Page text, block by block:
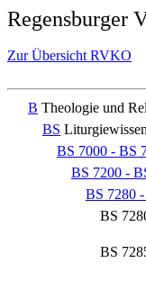
Regensburger
Zur Übersicht RVKO
B Theologie und
BS
BS 7000 - BS
BS 7200 -
BS 7280
BS
BS